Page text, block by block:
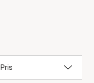
Pris